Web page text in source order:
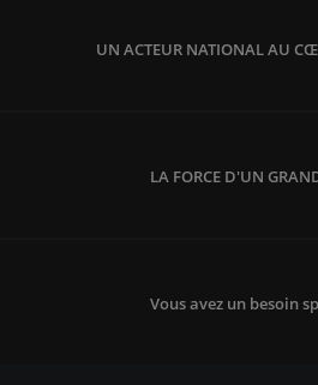
UN ACTEUR NATIONAL AU
LA FORCE D'UN
Vous avez un besoin